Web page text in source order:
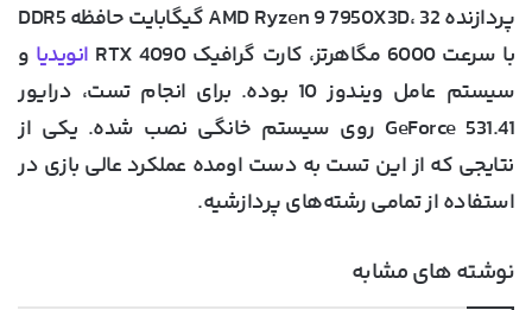
پردازنده AMD Ryzen 9 7950X3D، 32 گیگابایت حافظه DDR5
با سرعت 6000 مگاهرتز، کارت گرافیک RTX 4090
انویدیا و
سیستم عامل ویندوز 10 بوده. برای انجام تست، درایور
GeForce 531.41 روی سیستم خانگی نصب شده. یکی از
نتایجی که از این تست به دست اومده عملکرد عالی بازی در
استفاده از تمامی رشته‌های پردازشیه.
نوشته های مشابه